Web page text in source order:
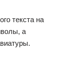
текста на
а